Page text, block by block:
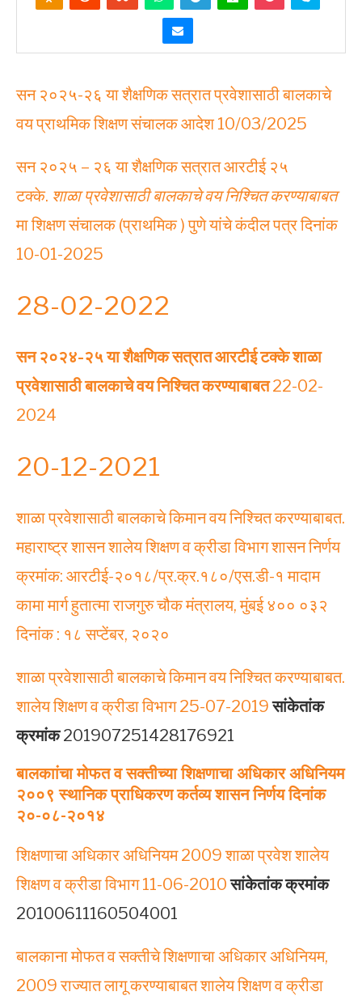
सन २०२५-२६ या शैक्षणिक सत्रात प्रवेशासाठी बालकाचे
वय प्राथमिक शिक्षण संचालक आदेश 10/03/2025
सन २०२५ – २६ या शैक्षणिक सत्रात आरटीई २५
टक्के. शाळा प्रवेशासाठी बालकाचे वय निश्चित करण्याबाबत
मा शिक्षण संचालक (प्राथमिक ) पुणे यांचे कंदील पत्र दिनांक
10-01-2025
28-02-2022
सन २०२४-२५ या शैक्षणिक सत्रात आरटीई टक्के शाळा
प्रवेशासाठी बालकाचे वय निश्चित करण्याबाबत22-02-
2024
20-12-2021
शाळा प्रवेशासाठी बालकाचे किमान वय निश्चित करण्याबाबत.
महाराष्ट्र शासन शालेय शिक्षण व क्रीडा विभाग शासन निर्णय
क्रमांक: आरटीई-२०१८/प्र.क्र.१८०/एस.डी-१ मादाम
कामा मार्ग हुतात्मा राजगुरु चौक मंत्रालय, मुंबई ४०० ०३२
दिनांक : १८ सप्टेंबर, २०२०
शाळा प्रवेशासाठी बालकाचे किमान वय निश्चित करण्याबाबत.
शालेय शिक्षण व क्रीडा विभाग 25-07-2019 सांकेतांक
क्रमांक201907251428176921
बालकाांचा मोफत व सक्तीच्या शिक्षणाचा अधिकार अधिनियम
२००९ स्थानिक प्राधिकरण कर्तव्य शासन निर्णय दिनांक
२०-०८-२०१४
शिक्षणाचा अ‍धिकार अ‍धिनियम 2009 शाळा प्रवेश शालेय
शिक्षण व क्रीडा विभाग 11-06-2010सांकेतांक क्रमांक
20100611160504001
बालकाना मोफत व सक्तीचे शिक्षणाचा अधिकार अधिनियम,
2009 राज्यात लागू करण्याबाबत शालेय शिक्षण व क्रीडा